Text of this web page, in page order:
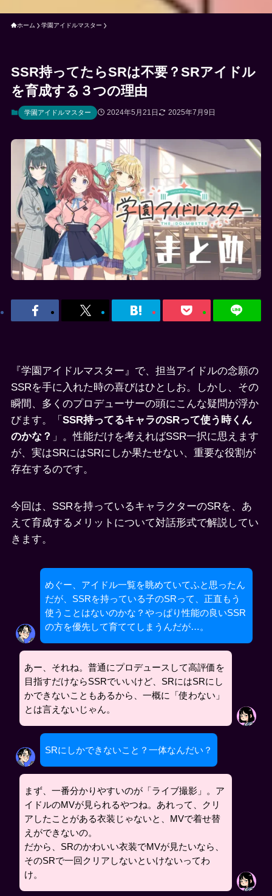
ホーム 学園アイドルマスター
SSR持ってたらSRは不要？SRアイドル
を育成する３つの理由
学園アイドルマスター 2024年5月21日 2025年7月9日
『学園アイドルマスター』で、担当アイドルの念願の
SSRを手に入れた時の喜びはひとしお。しかし、その
瞬間、多くのプロデューサーの頭にこんな疑問が浮か
びます。「 SSR持ってるキャラのSRって使う時くん
のかな？ 」。性能だけを考えればSSR一択に思えます
が、実はSRにはSRにしか果たせない、重要な役割が
存在するのです。
今回は、SSRを持っているキャラクターのSRを、あ
えて育成するメリットについて対話形式で解説してい
きます。
めぐー、アイドル一覧を眺めていてふと思ったん
だが、SSRを持っている子のSRって、正直もう
使うことはないのかな？やっぱり性能の良いSSR
の方を優先して育ててしまうんだが…。
あー、それね。普通にプロデュースして高評価を
目指すだけならSSRでいいけど、SRにはSRにし
かできないこともあるから、一概に「使わない」
とは言えないじゃん。
SRにしかできないこと？一体なんだい？
まず、一番分かりやすいのが「ライブ撮影」。ア
イドルのMVが見られるやつね。あれって、クリ
アしたことがある衣装じゃないと、MVで着せ替
えができないの。
だから、SRのかわいい衣装でMVが見たいなら、
そのSRで一回クリアしないといけないってわ
け。